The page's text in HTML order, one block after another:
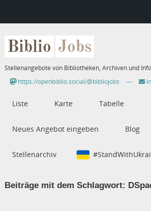
Biblio Jobs
Stellenangebote von Bibliotheken, Archiven und
https://openbiblio.social/@bibliojobs
—
Liste Karte Tabelle
Neues Angebot eingeben Blog
Stellenarchiv
Beiträge mit dem Schlagwort: